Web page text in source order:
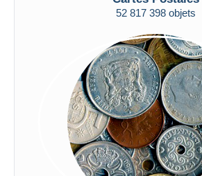
Résidence du vendeur
Appliquer
52 817 398 objets